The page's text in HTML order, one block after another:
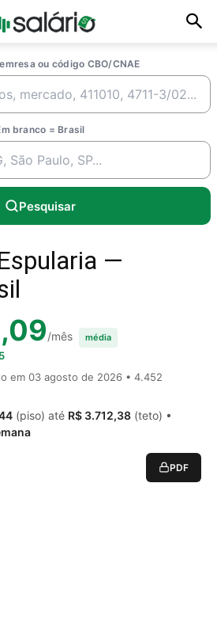
ou código CBO/CNAE
branco = Brasil
Pesquisar
—
/mês média
em 03 agosto de 2026 • 4.452
(piso) até R$ 3.712,38 (teto) •
PDF